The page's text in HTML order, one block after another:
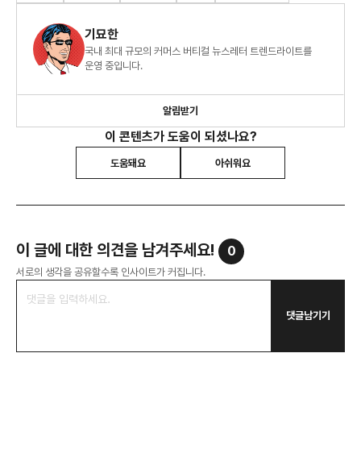
기묘한
국내 최대 규모의 커머스 버티컬 뉴스레터 트렌드라이트를
운영 중입니다.
알림받기
이 콘텐츠가 도움이 되셨나요?
도움돼요 아쉬워요
이 글에 대한 의견을 남겨주세요! 0
서로의 생각을 공유할수록 인사이트가 커집니다.
댓글남기기